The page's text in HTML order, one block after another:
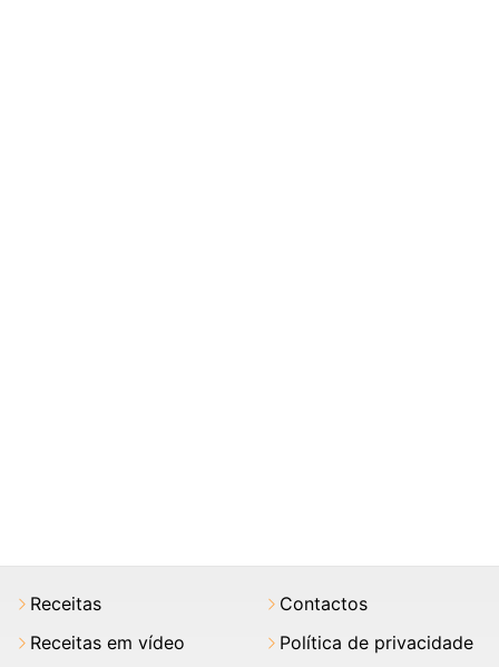
Receitas
Receitas em vídeo
Contactos
Política de privacidade